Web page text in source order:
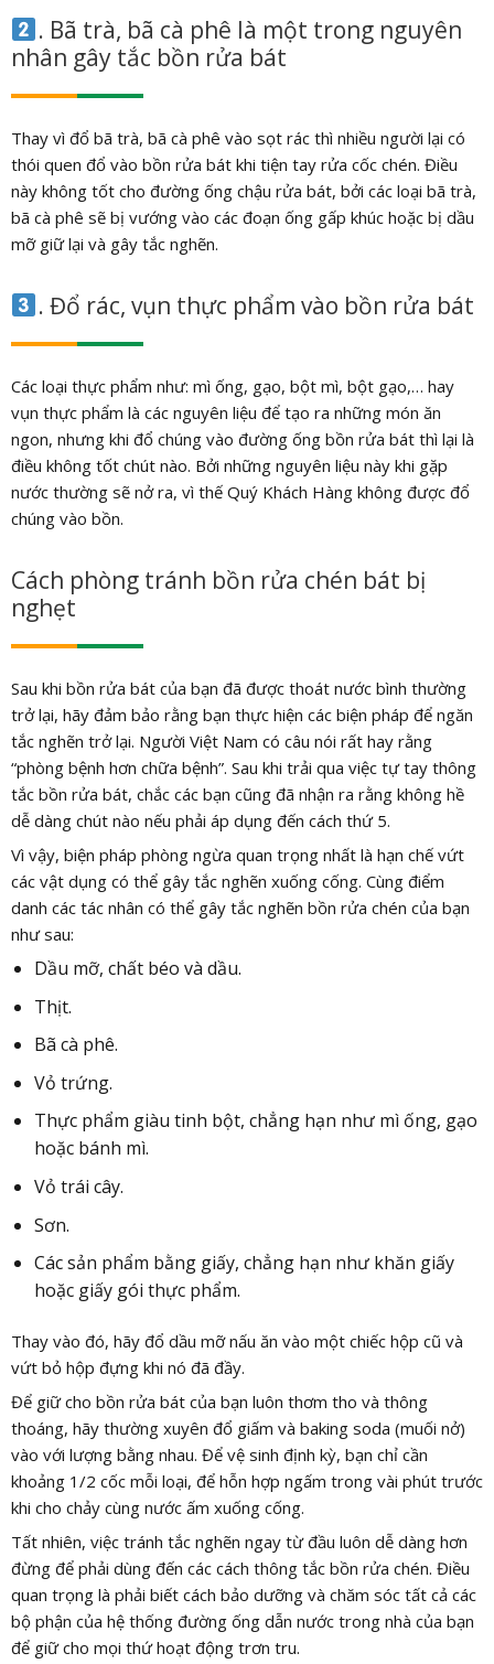
. Bã trà, bã cà phê là một trong nguyên
nhân gây tắc bồn rửa bát
Thay vì đổ bã trà, bã cà phê vào sọt rác thì nhiều người lại có
thói quen đổ vào bồn rửa bát khi tiện tay rửa cốc chén. Điều
này không tốt cho đường ống chậu rửa bát, bởi các loại bã trà,
bã cà phê sẽ bị vướng vào các đoạn ống gấp khúc hoặc bị dầu
mỡ giữ lại và gây tắc nghẽn.
. Đổ rác, vụn thực phẩm vào bồn rửa bát
Các loại thực phẩm như: mì ống, gạo, bột mì, bột gạo,… hay
vụn thực phẩm là các nguyên liệu để tạo ra những món ăn
ngon, nhưng khi đổ chúng vào đường ống bồn rửa bát thì lại là
điều không tốt chút nào. Bởi những nguyên liệu này khi gặp
nước thường sẽ nở ra, vì thế Quý Khách Hàng không được đổ
chúng vào bồn.
Cách phòng tránh bồn rửa chén bát bị
nghẹt
Sau khi bồn rửa bát của bạn đã được thoát nước bình thường
trở lại, hãy đảm bảo rằng bạn thực hiện các biện pháp để ngăn
tắc nghẽn trở lại. Người Việt Nam có câu nói rất hay rằng
“phòng bệnh hơn chữa bệnh”. Sau khi trải qua việc tự tay thông
tắc bồn rửa bát, chắc các bạn cũng đã nhận ra rằng không hề
dễ dàng chút nào nếu phải áp dụng đến cách thứ 5.
Vì vậy, biện pháp phòng ngừa quan trọng nhất là hạn chế vứt
các vật dụng có thể gây tắc nghẽn xuống cống. Cùng điểm
danh các tác nhân có thể gây tắc nghẽn bồn rửa chén của bạn
như sau:
Dầu mỡ, chất béo và dầu.
Thịt.
Bã cà phê.
Vỏ trứng.
Thực phẩm giàu tinh bột, chẳng hạn như mì ống, gạo
hoặc bánh mì.
Vỏ trái cây.
Sơn.
Các sản phẩm bằng giấy, chẳng hạn như khăn giấy
hoặc giấy gói thực phẩm.
Thay vào đó, hãy đổ dầu mỡ nấu ăn vào một chiếc hộp cũ và
vứt bỏ hộp đựng khi nó đã đầy.
Để giữ cho bồn rửa bát của bạn luôn thơm tho và thông
thoáng, hãy thường xuyên đổ giấm và baking soda (muối nở)
vào với lượng bằng nhau. Để vệ sinh định kỳ, bạn chỉ cần
khoảng 1/2 cốc mỗi loại, để hỗn hợp ngấm trong vài phút trước
khi cho chảy cùng nước ấm xuống cống.
Tất nhiên, việc tránh tắc nghẽn ngay từ đầu luôn dễ dàng hơn
đừng để phải dùng đến các cách thông tắc bồn rửa chén. Điều
quan trọng là phải biết cách bảo dưỡng và chăm sóc tất cả các
bộ phận của hệ thống đường ống dẫn nước trong nhà của bạn
để giữ cho mọi thứ hoạt động trơn tru.